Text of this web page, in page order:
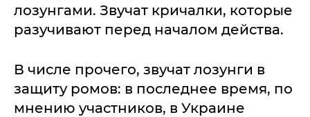
лозунгами. Звучат кричалки, которые
разучивают перед началом действа.
В числе прочего, звучат лозунги в
защиту ромов: в последнее время, по
мнению участников, в Украине